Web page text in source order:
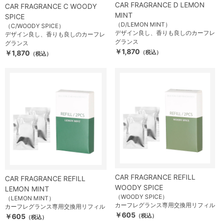
CAR FRAGRANCE C WOODY
SPICE
（C/WOODY SPICE）
デザイン良し、香りも良しのカーフレ
グランス
￥1,870 （税込）
CAR FRAGRANCE D LEMON
MINT
（D/LEMON MINT）
デザイン良し、香りも良しのカーフレ
グランス
￥1,870 （税込）
CAR FRAGRANCE REFILL
LEMON MINT
（LEMON MINT）
カーフレグランス専用交換用リフィル
￥605 （税込）
CAR FRAGRANCE REFILL
WOODY SPICE
（WOODY SPICE）
カーフレグランス専用交換用リフィル
￥605 （税込）